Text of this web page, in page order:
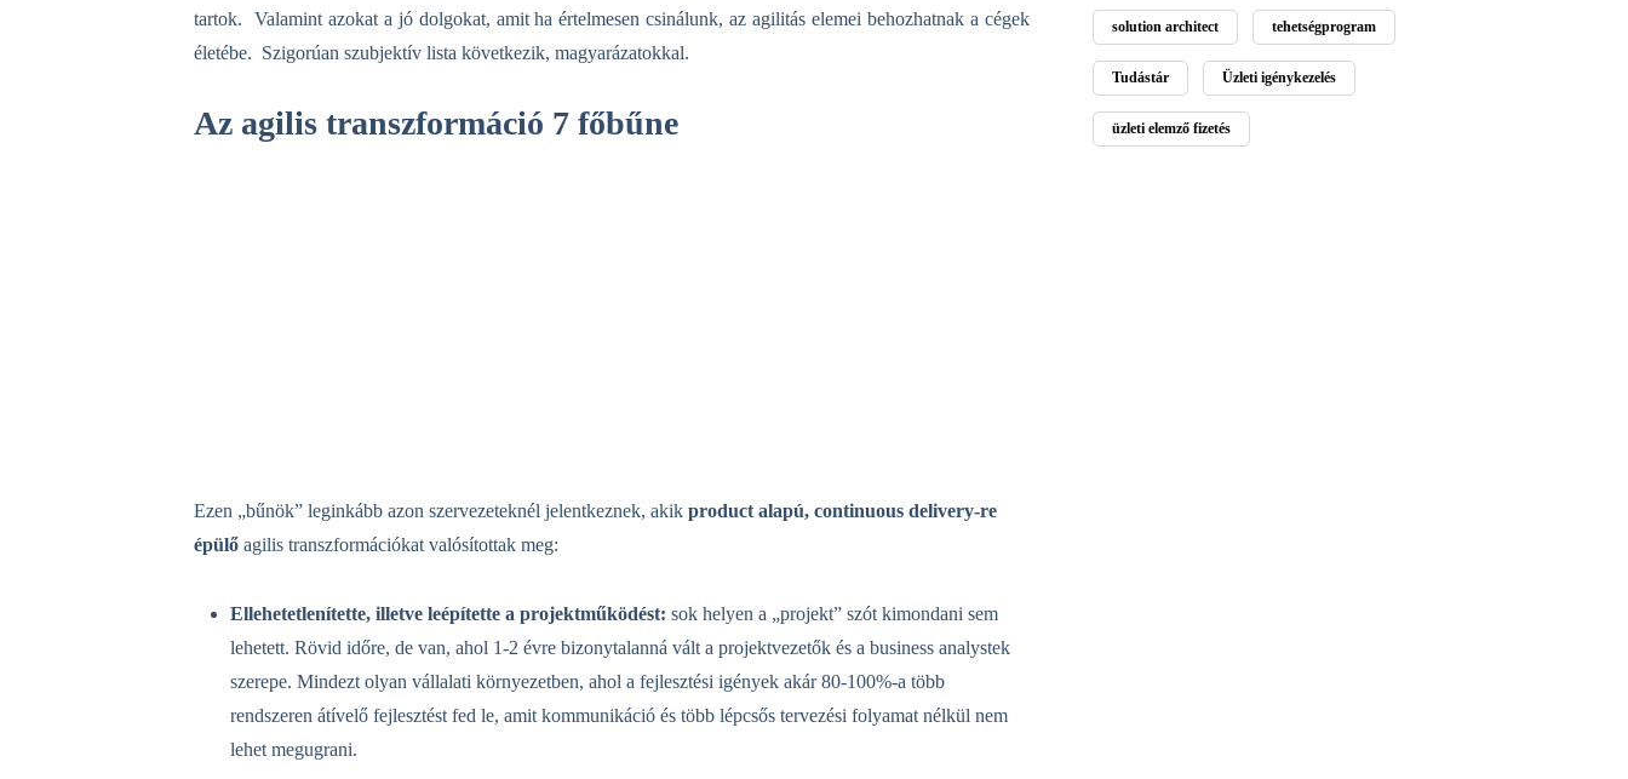
tartok.
Valamint azokat a jó dolgokat, amitha értelmesen csinálunk, az agilitás elemei behozhatnak a cégek
életébe. Szigorúan szubjektív lista következik, magyarázatokkal.
Az agilis transzformáció 7 főbűne
Ezen „bűnök” leginkább azon szervezeteknél jelentkeznek, akik product alapú, continuous delivery-re
épülő agilis transzformációkat valósítottak meg:
Ellehetetlenítette, illetve leépítette a projektműködést: sok helyen a „projekt” szót kimondani sem
lehetett. Rövid időre, de van, ahol 1-2 évre bizonytalanná vált a projektvezetők és a business analystek
szerepe. Mindezt olyan vállalati környezetben, ahol a fejlesztési igények akár 80-100%-a több
rendszeren átívelő fejlesztést fed le, amit kommunikáció és több lépcsős tervezési folyamat nélkül nem
lehet megugrani.
solution architect tehetségprogram
Tudástár Üzleti igénykezelés
üzleti elemző fizetés